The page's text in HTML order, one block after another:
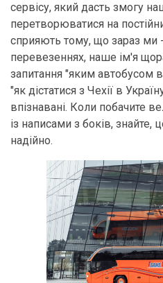
сервісу, який дасть змогу
перетворюватися на
сприяють тому, що зараз ми -
перевезеннях, наше ім'я
запитання "яким автобусом
"як дістатися з Чехії в
впізнавані. Коли побачите
із написами з боків, знайте,
надійно.